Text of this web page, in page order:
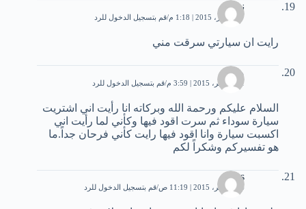
نعيمة
27 أكتوبر، 2015 | 1:18 م قم بتسجيل الدخول للرد
رايت ان سيارتي سرقت مني
ميلود
21 نوفمبر، 2015 | 3:59 م قم بتسجيل الدخول للرد
السلام عليكم ورحمة الله وبركاته انا رأيت اني اشتريت
سيارة سوداء ثم سرت اقود فيها وكأني لما رأيت اني
اكسبت سيارة وانا اقود فيها رايت كأني فرحان جداً.ما
هو تفسيركم وشكراً لكم
ss
24 نوفمبر، 2015 | 11:19 ص قم بتسجيل الدخول للرد